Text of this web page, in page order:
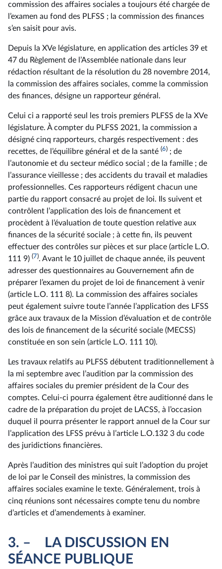
commission des affaires sociales a toujours été chargée de
l’examen au fond des PLFSS ; la commission des finances
s’en saisit pour avis.
Depuis la XVe législature, en application des articles 39 et
47 du Règlement de l’Assemblée nationale dans leur
rédaction résultant de la résolution du 28 novembre 2014,
la commission des affaires sociales, comme la commission
des finances, désigne un rapporteur général.
Celui ci a rapporté seul les trois premiers PLFSS de la XVe
législature. À compter du PLFSS 2021, la commission a
désigné cinq rapporteurs, chargés respectivement : des
recettes, de l’équilibre général et de la santé (6) ; de
l’autonomie et du secteur médico social ; de la famille ; de
l’assurance vieillesse ; des accidents du travail et maladies
professionnelles. Ces rapporteurs rédigent chacun une
partie du rapport consacré au projet de loi. Ils suivent et
contrôlent l’application des lois de financement et
procèdent à l’évaluation de toute question relative aux
finances de la sécurité sociale ; à cette fin, ils peuvent
effectuer des contrôles sur pièces et sur place (article L.O.
111 9) (7). Avant le 10 juillet de chaque année, ils peuvent
adresser des questionnaires au Gouvernement afin de
préparer l’examen du projet de loi de financement à venir
(article L.O. 111 8). La commission des affaires sociales
peut également suivre toute l’année l’application des LFSS
grâce aux travaux de la Mission d’évaluation et de contrôle
des lois de financement de la sécurité sociale (MECSS)
constituée en son sein (article L.O. 111 10).
Les travaux relatifs au PLFSS débutent traditionnellement à
la mi septembre avec l’audition par la commission des
affaires sociales du premier président de la Cour des
comptes. Celui-ci pourra également être auditionné dans le
cadre de la préparation du projet de LACSS, à l’occasion
duquel il pourra présenter le rapport annuel de la Cour sur
l’application des LFSS prévu à l’article L.O.132 3 du code
des juridictions financières.
Après l’audition des ministres qui suit l’adoption du projet
de loi par le Conseil des ministres, la commission des
affaires sociales examine le texte. Généralement, trois à
cinq réunions sont nécessaires compte tenu du nombre
d’articles et d’amendements à examiner.
3. – LA DISCUSSION EN
SÉANCE PUBLIQUE